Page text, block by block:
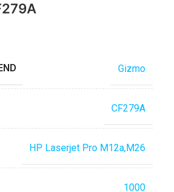
Gizmo
CF279A
HP Laserjet Pro M12a,M26
1000